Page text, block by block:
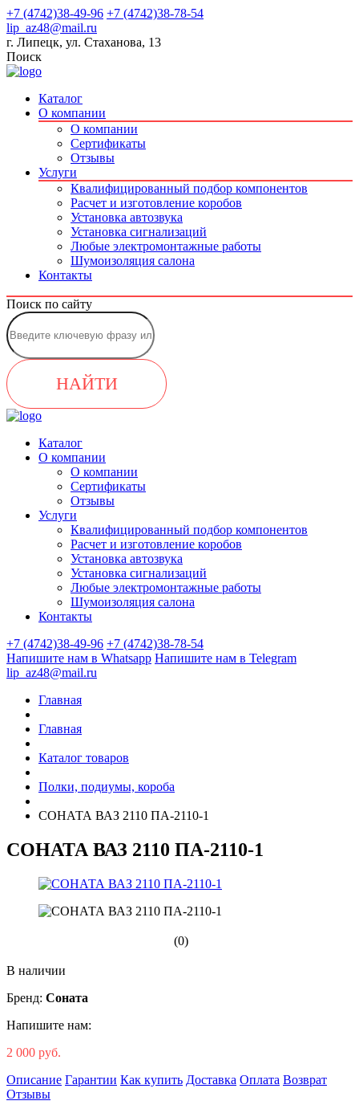
+7 (4742)38-49-96 +7 (4742)38-78-54
lip_az48@mail.ru
г. Липецк, ул. Стаханова, 13
Поиск
Каталог
О компании
О компании
Сертификаты
Отзывы
Услуги
Квалифицированный подбор компонентов
Расчет и изготовление коробов
Установка автозвука
Установка сигнализаций
Любые электромонтажные работы
Шумоизоляция салона
Контакты
Поиск по сайту
НАЙТИ
Каталог
О компании
О компании
Сертификаты
Отзывы
Услуги
Квалифицированный подбор компонентов
Расчет и изготовление коробов
Установка автозвука
Установка сигнализаций
Любые электромонтажные работы
Шумоизоляция салона
Контакты
+7 (4742)38-49-96 +7 (4742)38-78-54
Напишите нам в Whatsapp Напишите нам в Telegram
lip_az48@mail.ru
Главная
Главная
Каталог товаров
Полки, подиумы, короба
СОНАТА ВАЗ 2110 ПА-2110-1
СОНАТА ВАЗ 2110 ПА-2110-1
(0)
В наличии
Бренд: Соната
Напишите нам:
2 000 руб.
Описание Гарантии Как купить Доставка Оплата Возврат
Отзывы